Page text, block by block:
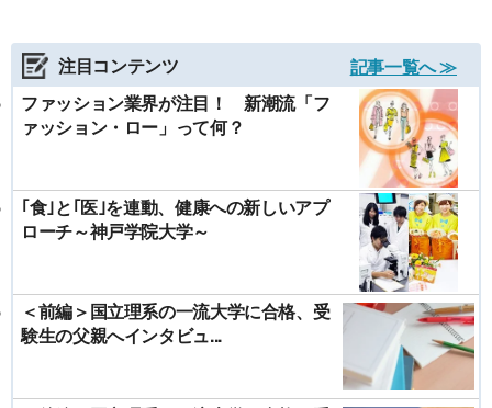
注目コンテンツ
記事一覧へ ≫
ファッション業界が注目！ 新潮流「フ
ァッション・ロー」って何？
｢食｣と｢医｣を連動、健康への新しいアプ
ローチ～神戸学院大学～
＜前編＞国立理系の一流大学に合格、受
験生の父親へインタビュ...